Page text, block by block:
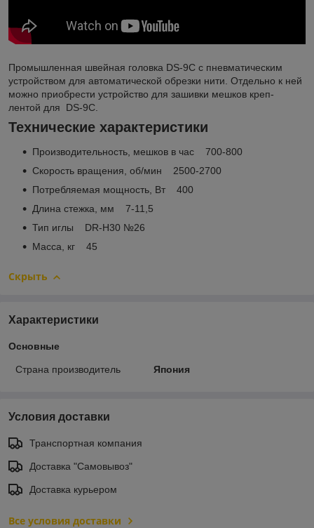
Промышленная швейная головка DS-9C с пневматическим
устройством для автоматической обрезки нити. Отдельно к ней
можно приобрести устройство для зашивки мешков креп-
лентой для DS-9C.
Технические характеристики
Производительность, мешков в час 700-800
Скорость вращения, об/мин 2500-2700
Потребляемая мощность, Вт 400
Длина стежка, мм 7-11,5
Тип иглы DR-Н30 №26
Масса, кг 45
Скрыть
Характеристики
Основные
Страна производитель Япония
Условия доставки
Транспортная компания
Доставка "Самовывоз"
Доставка курьером
Все условия доставки